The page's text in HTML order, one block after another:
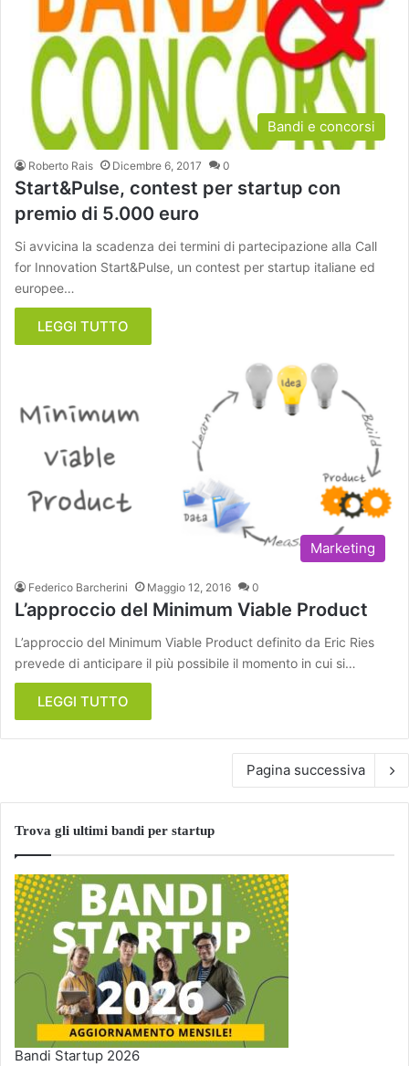
Bandi e concorsi
Roberto Rais Dicembre 6, 2017 0
Start&Pulse, contest per startup con
premio di 5.000 euro
Si avvicina la scadenza dei termini di partecipazione alla Call
for Innovation Start&Pulse, un contest per startup italiane ed
europee…
LEGGI TUTTO
Marketing
Federico Barcherini Maggio 12, 2016 0
L’approccio del Minimum Viable Product
L’approccio del Minimum Viable Product definito da Eric Ries
prevede di anticipare il più possibile il momento in cui si…
LEGGI TUTTO
Pagina successiva
Trova gli ultimi bandi per startup
Bandi Startup 2026